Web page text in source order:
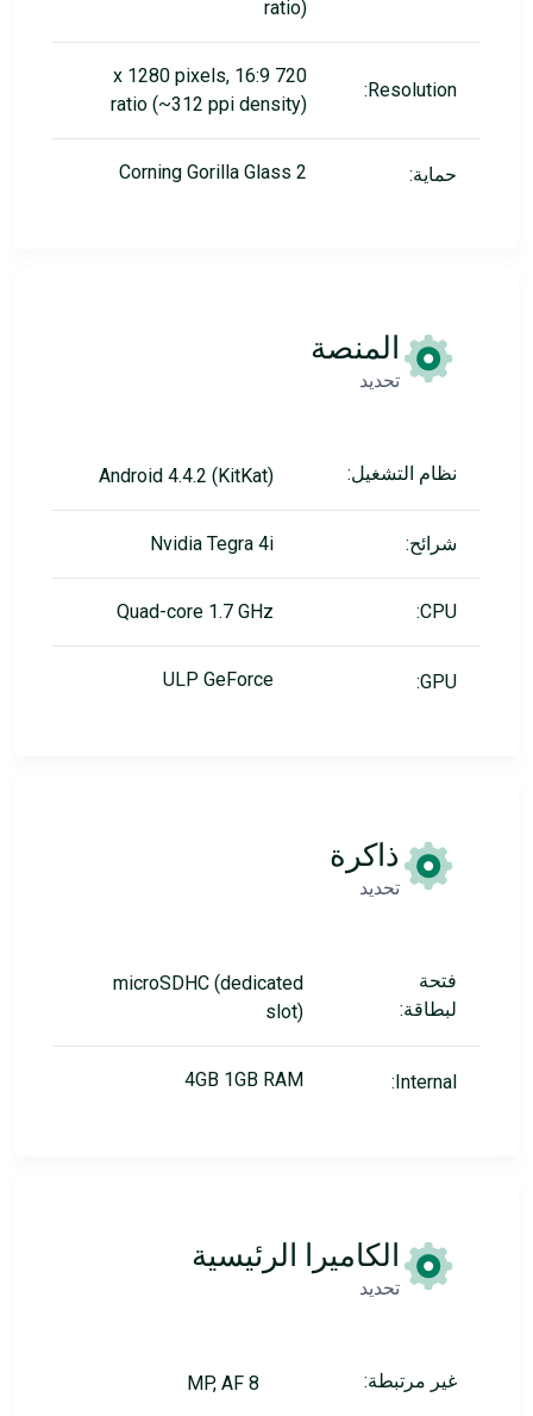
ratio)
Resolution:
720 x 1280 pixels, 16:9
ratio (~312 ppi density)
حماية: Corning Gorilla Glass 2
المنصة
تحديد
نظام التشغيل: Android 4.4.2 (KitKat)
شرائح: Nvidia Tegra 4i
CPU:
Quad-core 1.7 GHz
GPU:
ULP GeForce
ذاكرة
تحديد
فتحة
لبطاقة:
microSDHC (dedicated
slot)
Internal:
4GB 1GB RAM
الكاميرا الرئيسية
تحديد
غير مرتبطة: 8 MP, AF